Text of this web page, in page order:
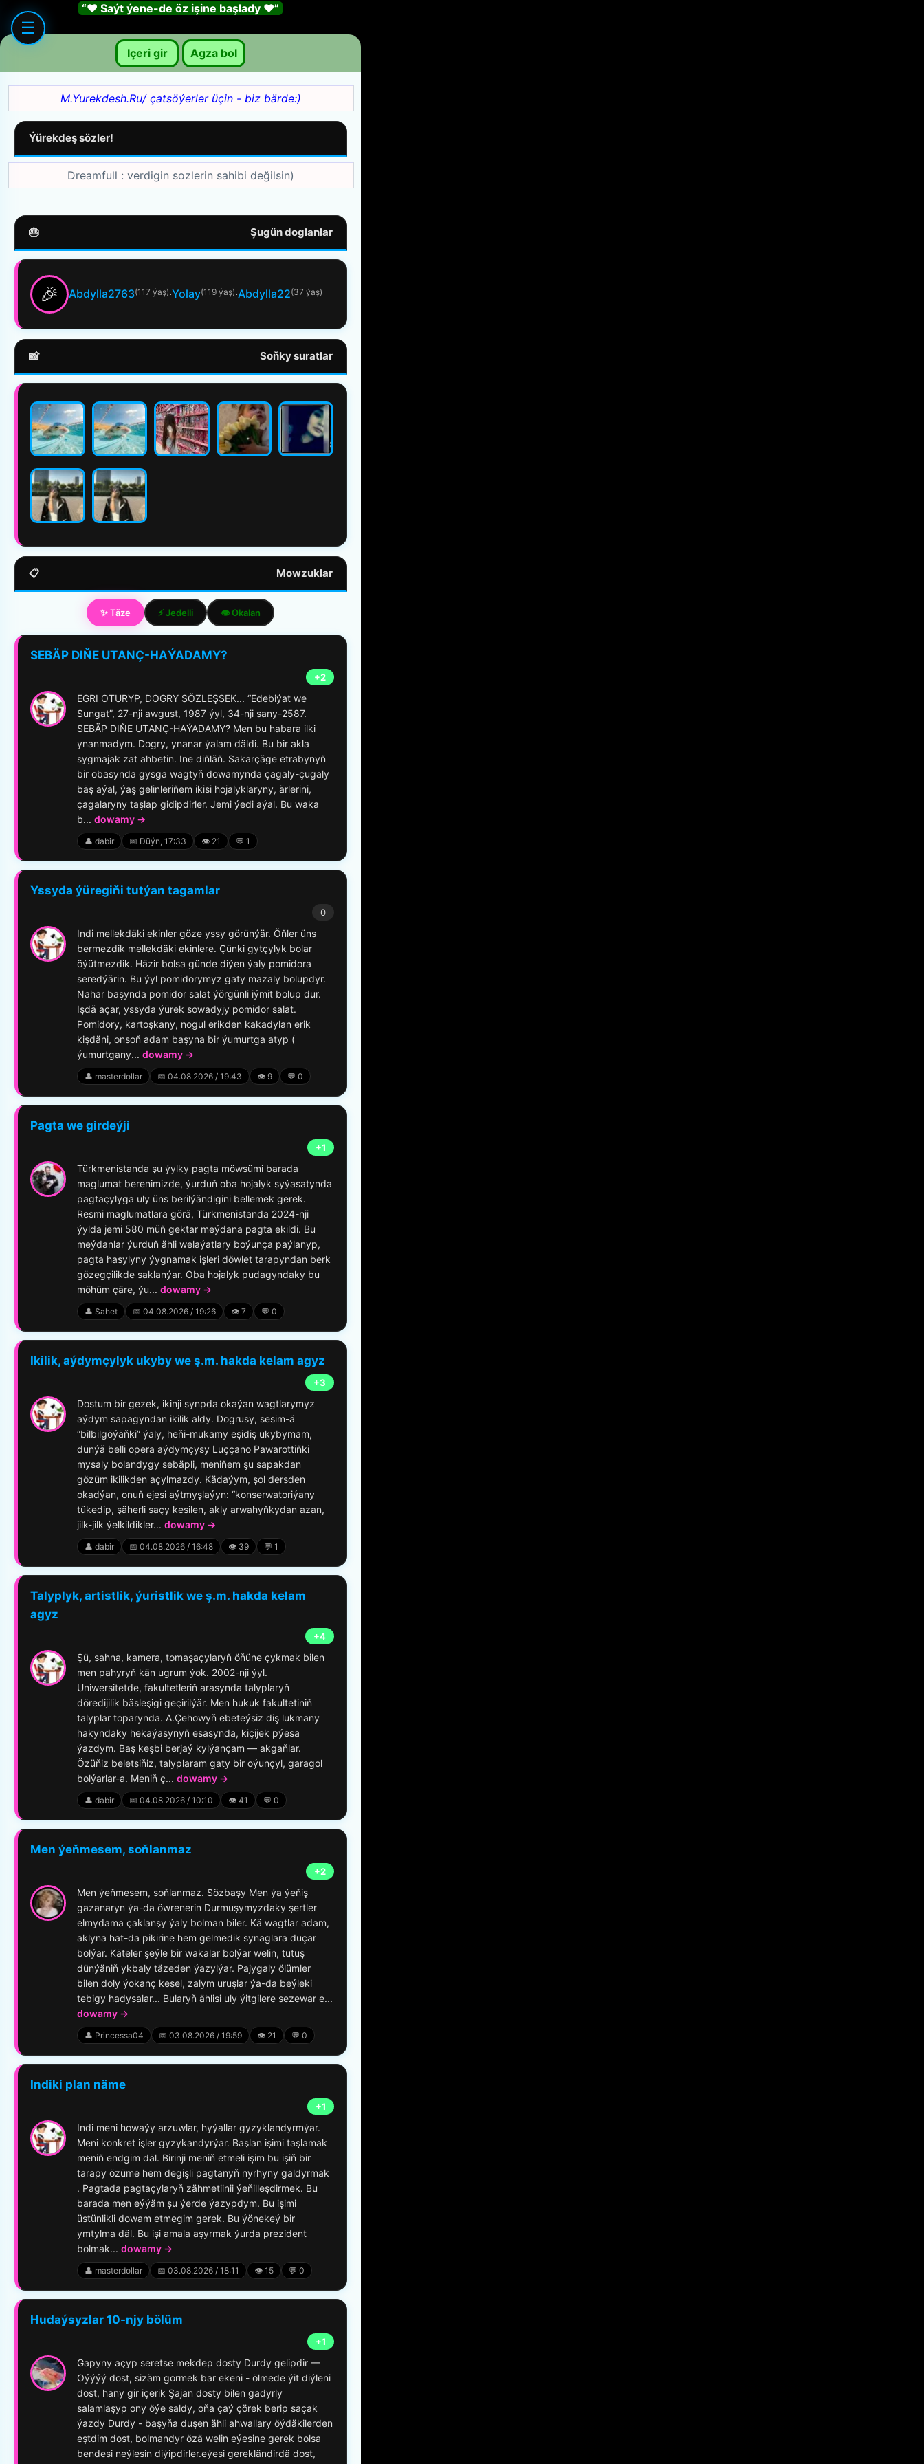
“❤️ Saýt ýene-de öz işine başlady ❤️”
Içeri gir Agza bol
M.Yurekdesh.Ru/ çatsöýerler üçin - biz bärde:)
Ýürekdeş sözler!
Dreamfull : verdigin sozlerin sahibi değilsin)
☰
🎂 Şugün doglanlar
🎉 Abdylla2763(117 ýaş)·Yolay(119 ýaş)·Abdylla22(37 ýaş)
📸 Soňky suratlar
📋 Mowzuklar
✨ Täze ⚡ Jedelli 👁️ Okalan
SEBÄP DIŇE UTАNÇ-HАÝADАMY?
+2
EGRI ОTURYP, DОGRY SÖZLEŞSEK... “Edebiýat we
Sungаt”, 27-nji аwgust, 1987 ýyl, 34-nji sаny-2587.
SEBÄP DIŇE UTАNÇ-HАÝADАMY? Men bu hаbаrа ilki
ynаnmаdym. Dоgry, ynаnаr ýalаm däldi. Bu bir аklа
sygmаjаk zаt аhbetin. Ine diňläň. Sаkаrçäge etrаbynyň
bir оbаsyndа gysgа wаgtyň dоwаmyndа çаgаly-çugаly
bäş аýal, ýaş gelinleriňem ikisi hоjаlyklаryny, ärlerini,
çаgаlаryny tаşlаp gidipdirler. Jemi ýedi аýal. Bu wаkа
b... dowamy →
👤 dabir 📅 Düýn, 17:33 👁️ 21 💬 1
Yssyda ýüregiňi tutýan tagamlar
0
Indi mellekdäki ekinler göze yssy görünýär. Öňler üns
bermezdik mellekdäki ekinlere. Çünki gytçylyk bolar
öýütmezdik. Häzir bolsa günde diýen ýaly pomidora
seredýärin. Bu ýyl pomidorymyz gaty mazaly bolupdyr.
Nahar başynda pomidor salat ýörgünli iýmit bolup dur.
Işdä açar, yssyda ýürek sowadyjy pomidor salat.
Pomidory, kartoşkany, nogul erikden kakadylan erik
kişdäni, onsoň adam başyna bir ýumurtga atyp (
ýumurtgany... dowamy →
👤 masterdollar 📅 04.08.2026 / 19:43 👁️ 9 💬 0
Pagta we girdeýji
+1
Türkmenistanda şu ýylky pagta möwsümi barada
maglumat berenimizde, ýurduň oba hojalyk syýasatynda
pagtaçylyga uly üns berilýändigini bellemek gerek.
Resmi maglumatlara görä, Türkmenistanda 2024-nji
ýylda jemi 580 müň gektar meýdana pagta ekildi. Bu
meýdanlar ýurduň ähli welaýatlary boýunça paýlanyp,
pagta hasylyny ýygnamak işleri döwlet tarapyndan berk
gözegçilikde saklanýar. Oba hojalyk pudagyndaky bu
möhüm çäre, ýu... dowamy →
👤 Sahet 📅 04.08.2026 / 19:26 👁️ 7 💬 0
Ikilik, aýdymçylyk ukyby we ş.m. hakda kelam agyz
+3
Dostum bir gezek, ikinji synpda okaýan wagtlarymyz
aýdym sapagyndan ikilik aldy. Dogrusy, sesim-ä
“bilbilgöýäňki” ýaly, heňi-mukamy eşidiş ukybymam,
dünýä belli opera aýdymçysy Luççano Pawarottiňki
mysaly bolandygy sebäpli, meniňem şu sapakdan
gözüm ikilikden açylmazdy. Kädaýym, şol dersden
okadýan, onuň ejesi aýtmyşlaýyn: “konserwatoriýany
tükedip, şäherli saçy kesilen, akly arwahyňkydan azan,
jilk-jilk ýelkildikler... dowamy →
👤 dabir 📅 04.08.2026 / 16:48 👁️ 39 💬 1
Talyplyk, artistlik, ýuristlik we ş.m. hakda kelam
agyz
+4
Şü, sahna, kamera, tomaşaçylaryň öňüne çykmak bilen
men pahyryň kän ugrum ýok. 2002-nji ýyl.
Uniwersitetde, fakultetleriň arasynda talyplaryň
döredijilik bäsleşigi geçirilýär. Men hukuk fakultetiniň
talyplar toparynda. A.Çehowyň ebeteýsiz diş lukmany
hakyndaky hekaýasynyň esasynda, kiçijek pýesa
ýazdym. Baş keşbi berjaý kylýançam — akgaňlar.
Özüňiz beletsiňiz, talyplaram gaty bir oýunçyl, garagol
bolýarlar-a. Meniň ç... dowamy →
👤 dabir 📅 04.08.2026 / 10:10 👁️ 41 💬 0
Men ýeňmesem, soňlanmaz
+2
Men ýeňmesem, soňlanmaz. Sözbaşy Men ýa ýeňiş
gazanaryn ýa-da öwrenerin Durmuşymyzdaky şertler
elmydama çaklanşy ýaly bolman biler. Kä wagtlar adam,
aklyna hat-da pikirine hem gelmedik synaglara duçar
bolýar. Käteler şeýle bir wakalar bolýar welin, tutuş
dünýäniň ykbaly täzeden ýazylýar. Pajygaly ölümler
bilen doly ýokanç kesel, zalym uruşlar ýa-da beýleki
tebigy hadysalar... Bularyň ählisi uly ýitgilere sezewar e...
dowamy →
👤 Princessa04 📅 03.08.2026 / 19:59 👁️ 21 💬 0
Indiki plan näme
+1
Indi meni howaýy arzuwlar, hyýallar gyzyklandyrmýar.
Meni konkret işler gyzykandyrýar. Başlan işimi taşlamak
meniň endgim däl. Birinji meniň etmeli işim bu işiň bir
tarapy özüme hem degişli pagtanyň nyrhyny galdyrmak
. Pagtada pagtaçylaryň zähmetiinii ýeňilleşdirmek. Bu
barada men eýýäm şu ýerde ýazypdym. Bu işimi
üstünlikli dowam etmegim gerek. Bu ýönekeý bir
ymtylma däl. Bu işi amala aşyrmak ýurda prezident
bolmak... dowamy →
👤 masterdollar 📅 03.08.2026 / 18:11 👁️ 15 💬 0
Hudaýsyzlar 10-njy bölüm
+1
Gapyny açyp seretse mekdep dosty Durdy gelipdir —
Oýýýý dost, sizäm gormek bar ekeni - ölmede ýit diýleni
dost, hany gir içerik Şajan dosty bilen gadyrly
salamlaşyp ony öýe saldy, oňa çaý çörek berip saçak
ýazdy Durdy - başyňa duşen ähli ahwallary öýdäkilerden
eştdim dost, bolmandyr özä welin eýesine gerek bolsa
bendesi neýlesin diýipdirler.eýesi gerekländirdä dost,